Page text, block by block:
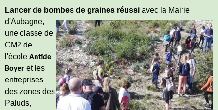
Lancer de bombes de graines réussi avec la Mairie
d'Aubagne,
une classe de
CM2 de
l'école Antide
Boyer et les
entreprises
des zones des
Paluds,